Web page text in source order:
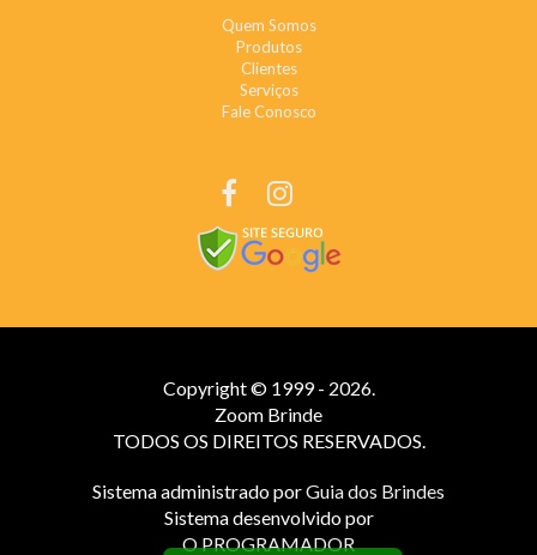
Quem Somos
Produtos
Clientes
Serviços
Fale Conosco
Copyright © 1999 - 2026.
Zoom Brinde
TODOS OS DIREITOS RESERVADOS.
Sistema administrado porGuia dos Brindes
Sistema desenvolvido por
O PROGRAMADOR